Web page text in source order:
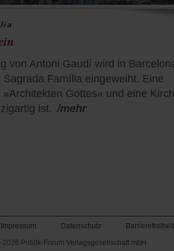
von Antoni Gaudí wird in
Sagrada Família eingeweiht. Eine
Gottes« und eine
ist. /mehr
Impressum Datenschutz
Barrierefreiheit
Publik-Forum Verlagsgesellschaft mbH